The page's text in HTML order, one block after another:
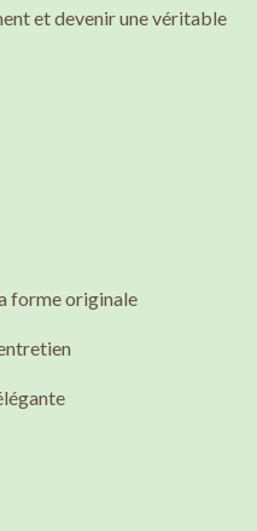
et devenir une véritable
forme originale